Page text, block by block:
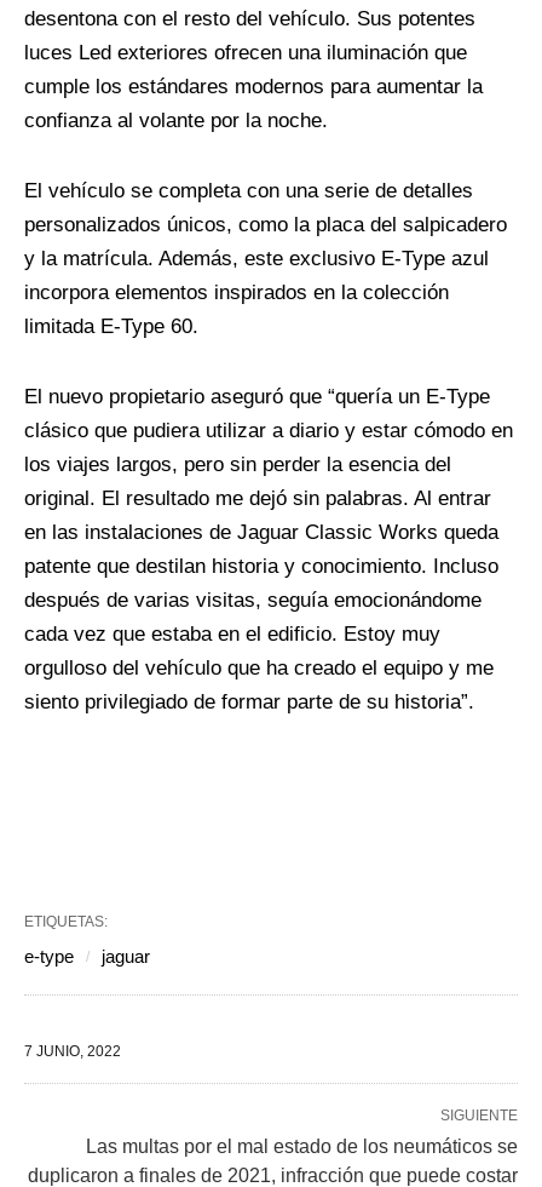
desentona con el resto del vehículo. Sus potentes
luces Led exteriores ofrecen una iluminación que
cumple los estándares modernos para aumentar la
confianza al volante por la noche.
El vehículo se completa con una serie de detalles
personalizados únicos, como la placa del salpicadero
y la matrícula. Además, este exclusivo E-Type azul
incorpora elementos inspirados en la colección
limitada E-Type 60.
El nuevo propietario aseguró que “quería un E-Type
clásico que pudiera utilizar a diario y estar cómodo en
los viajes largos, pero sin perder la esencia del
original. El resultado me dejó sin palabras. Al entrar
en las instalaciones de Jaguar Classic Works queda
patente que destilan historia y conocimiento. Incluso
después de varias visitas, seguía emocionándome
cada vez que estaba en el edificio. Estoy muy
orgulloso del vehículo que ha creado el equipo y me
siento privilegiado de formar parte de su historia”.
ETIQUETAS:
e-type jaguar
7 JUNIO, 2022
SIGUIENTE
Las multas por el mal estado de los neumáticos se
duplicaron a finales de 2021, infracción que puede costar